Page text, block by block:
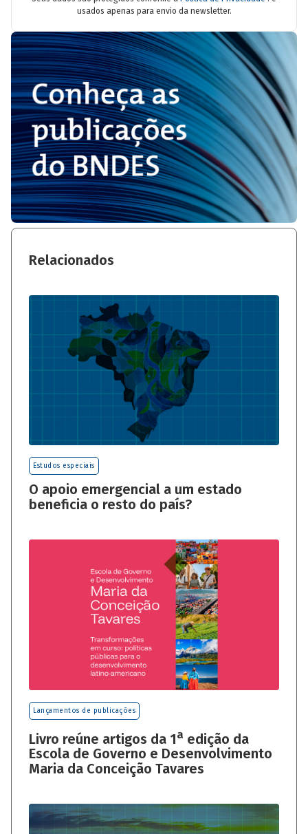
usados apenas para envio da newsletter.
Relacionados
Estudos especiais
O apoio emergencial a um estado
beneficia o resto do país?
Lançamentos de publicações
Livro reúne artigos da 1a edição da
Escola de Governo e Desenvolvimento
Maria da Conceição Tavares